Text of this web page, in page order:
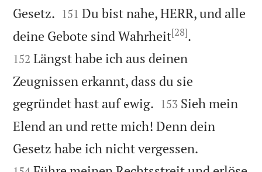
Gesetz. 

151 Du bist nahe, HERR, und alle
deine Gebote sind Wahrheit[28].
152 Längst habe ich aus deinen
Zeugnissen erkannt, dass du sie
gegründet hast auf ewig. 

153 Sieh mein
Elend an und rette mich! Denn dein
Gesetz habe ich nicht vergessen.